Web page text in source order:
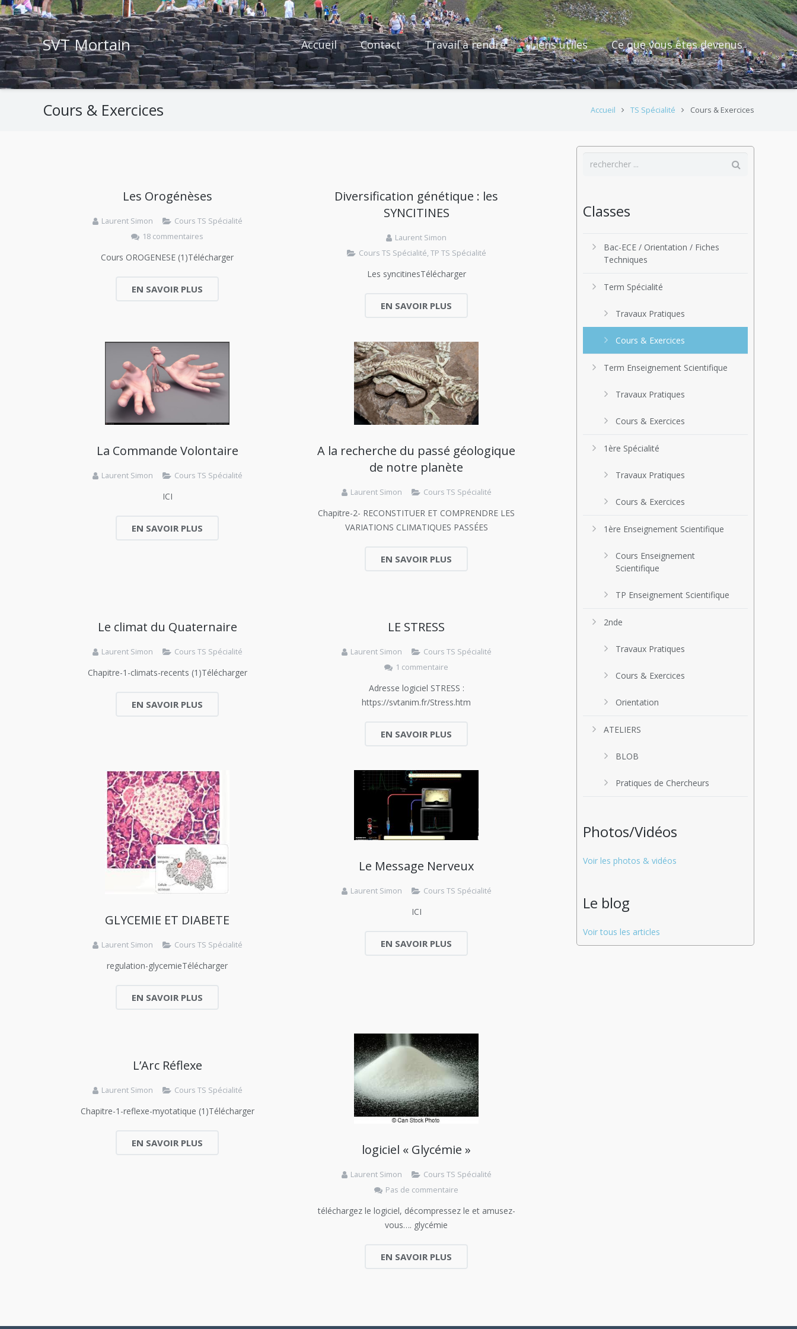
SVT Mortain Accueil Contact Travail à rendre Liens utiles Ce que vous êtes devenus
Cours & Exercices Accueil TS Spécialité Cours & Exercices
Les Orogénèses
Laurent Simon
Cours TS Spécialité
18 commentaires
Cours OROGENESE (1)Télécharger
EN SAVOIR PLUS
Diversification génétique : les
SYNCITINES
Laurent Simon
Cours TS Spécialité, TP TS Spécialité
Les syncitinesTélécharger
EN SAVOIR PLUS
La Commande Volontaire
Laurent Simon Cours TS Spécialité
ICI
EN SAVOIR PLUS
A la recherche du passé géologique
de notre planète
Laurent Simon Cours TS Spécialité
Chapitre-2- RECONSTITUER ET COMPRENDRE LES
VARIATIONS CLIMATIQUES PASSÉES
EN SAVOIR PLUS
Le climat du Quaternaire
Laurent Simon Cours TS Spécialité
Chapitre-1-climats-recents (1)Télécharger
EN SAVOIR PLUS
LE STRESS
Laurent Simon
Cours TS Spécialité
1 commentaire
Adresse logiciel STRESS :
https://svtanim.fr/Stress.htm
EN SAVOIR PLUS
GLYCEMIE ET DIABETE
Laurent Simon Cours TS Spécialité
regulation-glycemieTélécharger
EN SAVOIR PLUS
Le Message Nerveux
Laurent Simon Cours TS Spécialité
ICI
EN SAVOIR PLUS
L’Arc Réflexe
Laurent Simon Cours TS Spécialité
Chapitre-1-reflexe-myotatique (1)Télécharger
EN SAVOIR PLUS logiciel « Glycémie »
Laurent Simon
Cours TS Spécialité
Pas de commentaire
téléchargez le logiciel, décompressez le et amusez-
vous…. glycémie
EN SAVOIR PLUS
Classes
Bac-ECE / Orientation / Fiches
Techniques
Term Spécialité
Travaux Pratiques
Cours & Exercices
Term Enseignement Scientifique
Travaux Pratiques
Cours & Exercices
1ère Spécialité
Travaux Pratiques
Cours & Exercices
1ère Enseignement Scientifique
Cours Enseignement
Scientifique
TP Enseignement Scientifique
2nde
Travaux Pratiques
Cours & Exercices
Orientation
ATELIERS
BLOB
Pratiques de Chercheurs
Photos/Vidéos
Voir les photos & vidéos
Le blog
Voir tous les articles